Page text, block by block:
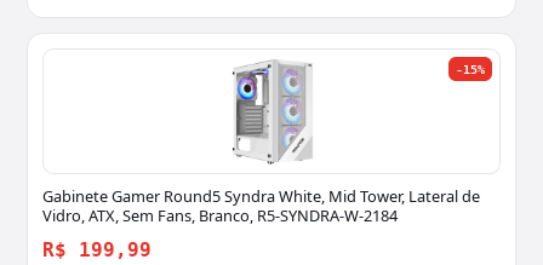
-15%
Gabinete Gamer Round5 Syndra White, Mid Tower, Lateral de
Vidro, ATX, Sem Fans, Branco, R5-SYNDRA-W-2184
R$ 199,99